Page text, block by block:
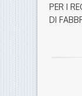
PER I
DI